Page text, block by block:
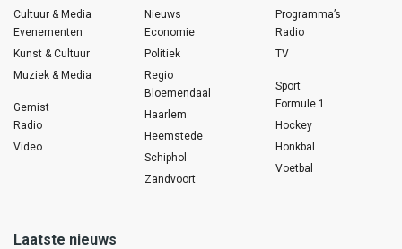
Cultuur & Media
Evenementen
Kunst & Cultuur
Muziek & Media
Gemist
Radio
Video
Nieuws
Economie
Politiek
Regio
Bloemendaal
Haarlem
Heemstede
Schiphol
Zandvoort
Programma’s
Radio
TV
Sport
Formule 1
Hockey
Honkbal
Voetbal
Laatste nieuws